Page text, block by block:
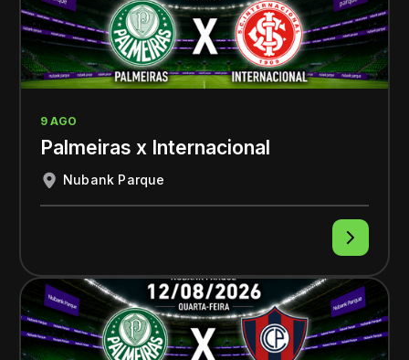
9 AGO
Palmeiras x Internacional
Nubank Parque